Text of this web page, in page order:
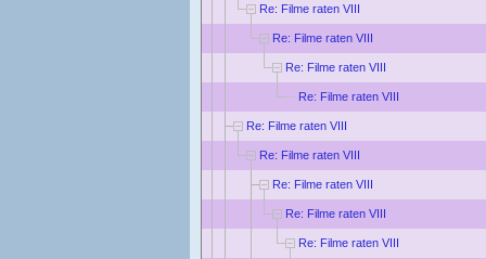
Re: Filme raten VIII
Re: Filme raten VIII
Re: Filme raten VIII
Re: Filme raten VIII
Re: Filme raten VIII
Re: Filme raten VIII
Re: Filme raten VIII
Re: Filme raten VIII
Re: Filme raten VIII